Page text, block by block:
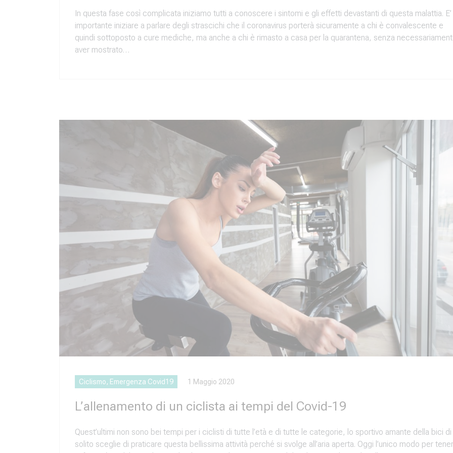
In questa fase così complicata iniziamo tutti a conoscere i sintomi e gli effetti devastanti di questa malattia. E’
importante iniziare a parlare degli strascichi che il coronavirus porterà sicuramente a chi è convalescente e
quindi sottoposto a cure mediche, ma anche a chi è rimasto a casa per la quarantena, senza
aver mostrato…
Ciclismo, Emergenza Covid19 1 Maggio 2020
L’allenamento di un ciclista ai tempi del Covid-19
Quest’ultimi non sono bei tempi per i ciclisti di tutte l’età e di tutte le categorie, lo sportivo amante della bici di
solito sceglie di praticare questa bellissima attività perché si svolge all’aria aperta. Oggi l’unico modo per